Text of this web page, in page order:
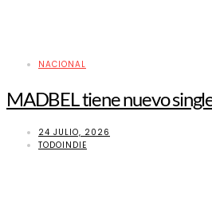
NACIONAL
MADBEL tiene nuevo
24 JULIO, 2026
TODOINDIE